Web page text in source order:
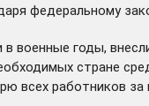
федеральному
военные годы,
стране
всех работников